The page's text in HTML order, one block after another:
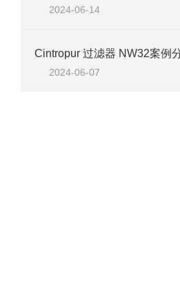
2024-06-14
Cintropur 过滤器 NW32案例
2024-06-07